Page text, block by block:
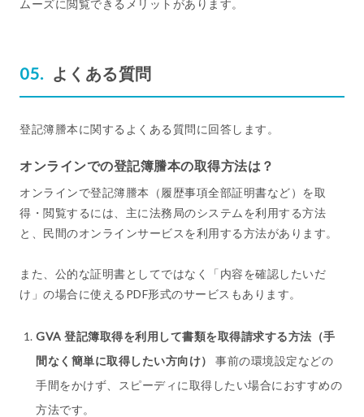
ムーズに閲覧できるメリットがあります。
よくある質問
登記簿謄本に関するよくある質問に回答します。
オンラインでの登記簿謄本の取得方法は？
オンラインで登記簿謄本（履歴事項全部証明書など）を取
得・閲覧するには、主に法務局のシステムを利用する方法
と、民間のオンラインサービスを利用する方法があります。
また、公的な証明書としてではなく「内容を確認したいだ
け」の場合に使えるPDF形式のサービスもあります。
GVA 登記簿取得を利用して書類を取得請求する方法（手
間なく簡単に取得したい方向け）
事前の環境設定などの
手間をかけず、スピーディに取得したい場合におすすめの
方法です。